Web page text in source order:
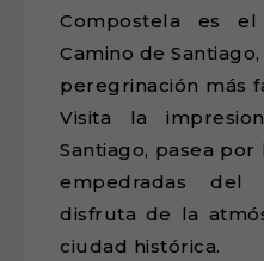
Compostela es
Camino de
peregrinación más
Visita la
Santiago, pasea
empedradas
disfruta de la
ciudad histórica.